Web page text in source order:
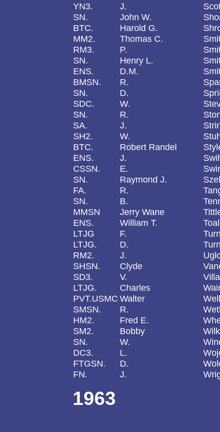
YN3.
J.
SN.
John W.
BTC.
Harold G.
MM2.
Thomas C.
RM3.
P.
SN.
Henry L.
ENS.
D.M.
BMSN.
R.
SN.
D.
SDC.
W.
SN.
R.
SA.
J.
SH2.
W.
BTC.
Robert Randel
ENS.
J.
CSSN.
E.
SN.
Raymond J.
FA.
R.
SN.
B.
MMSN
Jerry Wane
ENS.
William T.
Toal
LTJG
F.
LTJG.
D.
RM2.
J.
SHSN.
Clyde
SD3.
V.
LTJG.
Charles
PVT.USMC Walter
SMSN.
R.
HM2.
Fred E.
SM2.
Bobby
SN.
W.
DC3.
L.
FTGSN.
D.
FN.
J.
1963